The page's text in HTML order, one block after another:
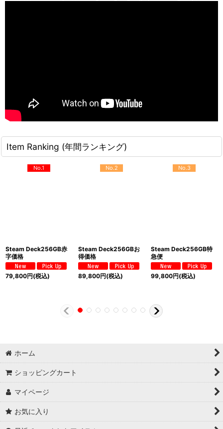
Item Ranking (年間ランキング)
No.1
Steam Deck256GB赤
字価格
79,800円(税込)
No.2
Steam Deck256GBお
得価格
89,800円(税込)
No.3
Steam Deck256GB特
急便
99,800円(税込)
ホーム
ショッピングカート
マイページ
お気に入り